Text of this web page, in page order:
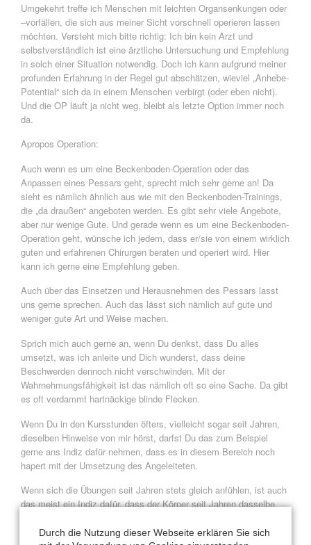
Umgekehrt treffe ich Menschen mit leichten Organsenkungen oder
–vorfällen, die sich aus meiner Sicht vorschnell operieren lassen
möchten. Versteht mich bitte richtig: Ich bin kein Arzt und
selbstverständlich ist eine ärztliche Untersuchung und Empfehlung
in solch einer Situation notwendig. Doch ich kann aufgrund meiner
profunden Erfahrung in der Regel gut abschätzen, wieviel „Anhebe-
Potential“ sich da in einem Menschen verbirgt (oder eben nicht).
Und die OP läuft ja nicht weg, bleibt als letzte Option immer noch
da.
Apropos Operation:
Auch wenn es um eine Beckenboden-Operation oder das
Anpassen eines Pessars geht, sprecht mich sehr gerne an! Da
sieht es nämlich ähnlich aus wie mit den Beckenboden-Trainings,
die „da draußen“ angeboten werden. Es gibt sehr viele Angebote,
aber nur wenige Gute. Und gerade wenn es um eine Beckenboden-
Operation geht, wünsche ich jedem, dass er/sie von einem wirklich
guten und erfahrenen Chirurgen beraten und operiert wird. Hier
kann ich gerne eine Empfehlung geben.
Auch über das Einsetzen und Herausnehmen des Pessars lasst
uns gerne sprechen. Auch das lässt sich nämlich auf gute und
weniger gute Art und Weise machen.
Sprich mich auch gerne an, wenn Du denkst, dass Du alles
umsetzt, was ich anleite und Dich wunderst, dass deine
Beschwerden dennoch nicht verschwinden. Mit der
Wahrnehmungsfähigkeit ist das nämlich oft so eine Sache. Da gibt
es oft verdammt hartnäckige blinde Flecken.
Wenn Du in den Kursstunden öfters, vielleicht sogar seit Jahren,
dieselben Hinweise von mir hörst, darfst Du das zum Beispiel
gerne ans Indiz dafür nehmen, dass es in diesem Bereich noch
hapert mit der Umsetzung des Angeleiteten.
Wenn sich die Übungen seit Jahren stets gleich anfühlen, ist auch
das meist ein Indiz dafür, dass der Körper seit Jahren dasselbe
Durch die Nutzung dieser Webseite erklären Sie sich